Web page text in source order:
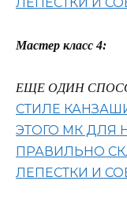
Мастер класс 4:
ЕЩЕ ОДИН
СТИЛЕ
ЭТОГО МК ДЛЯ
ПРАВИЛЬНО
ЛЕПЕСТКИ И